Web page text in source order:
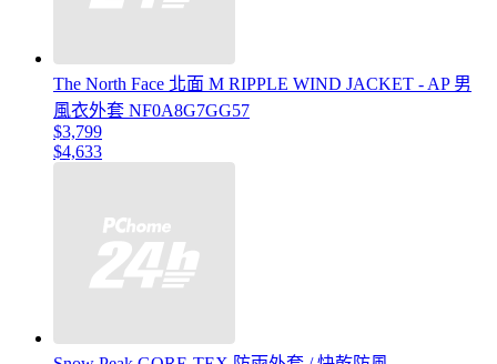
The North Face 北面 M RIPPLE WIND JACKET - AP 男
風衣外套 NF0A8G7GG57
$3,799
$4,633